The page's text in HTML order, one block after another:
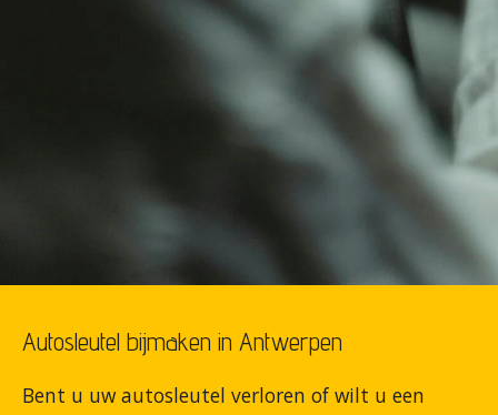
Autosleutel bijmaken in Antwerpen
Bent u uw autosleutel verloren of wilt u een